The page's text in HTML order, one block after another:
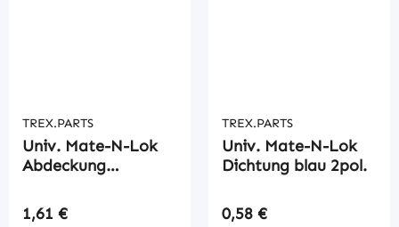
TREX.PARTS
Univ. Mate-N-Lok
Abdeckung
Regulärer Preis:
1,61 €
TREX.PARTS
Univ. Mate-N-Lok
Dichtung blau 2pol.
Regulärer Preis:
0,58 €